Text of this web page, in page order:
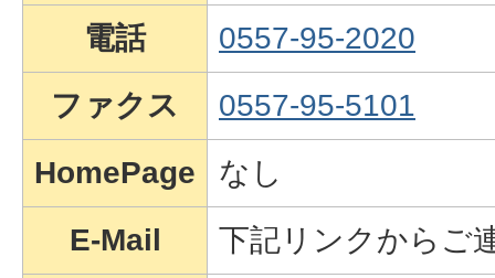
電話
0557-95-2020
ファクス
0557-95-5101
HomePage
なし
E-Mail
下記リンクからご